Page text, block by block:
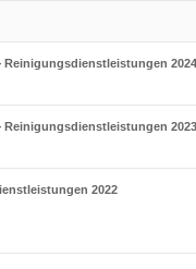
2024
2023
2022